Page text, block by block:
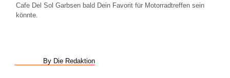
Cafe Del Sol Garbsen bald Dein Favorit für Motorradtreffen sein
könnte.
By Die Redaktion